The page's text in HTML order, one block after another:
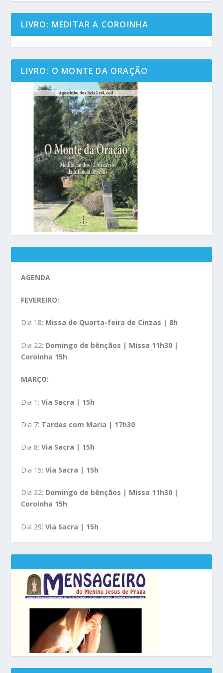
LIVRO: MEDITAR A COROINHA
LIVRO: O MONTE DA ORAÇÃO
AGENDA
FEVEREIRO:
Dia 18: Missa de Quarta-feira de Cinzas | 8h
Dia 22: Domingo de bênçãos | Missa 11h30 |
Coroinha 15h
MARÇO:
Dia 1:Via Sacra | 15h
Dia 7: Tardes com Maria | 17h30
Dia 8:Via Sacra | 15h
Dia 15:Via Sacra | 15h
Dia 22: Domingo de bênçãos | Missa 11h30 |
Coroinha 15h
Dia 29:Via Sacra | 15h